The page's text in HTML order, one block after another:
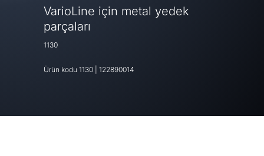
VarioLine için metal yedek
parçaları
1130
Ürün kodu 1130 122890014